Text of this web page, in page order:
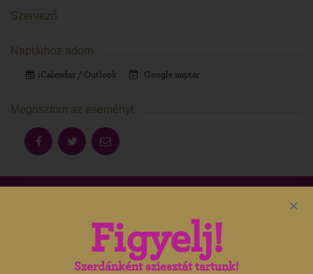
Szervező
Naptárhoz adom
iCalendar / Outlook Google naptár
Megosztom az eseményt
agyulakult.hu
Figyelj!
Szerdánként sziesztát tartunk!